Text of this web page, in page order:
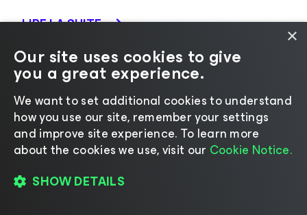
LIRE LA SUITE
Un service de sauvegarde Microsoft 365 qui
change la donne : Ce que les petites
entreprises doivent savoir
Découvrez comment Veeam Data Cloud for Microsoft 365
peut révolutionner votre stratégie de sauvegarde et de
restauration des données.
REGARDER MAINTENANT
×
Our site uses cookies to give
you a great experience.
We want to set additional cookies to understand
how you use our site, remember your settings
and improve site experience. ​To learn more
about the cookies we use, visit our Cookie Notice.
SHOW DETAILS